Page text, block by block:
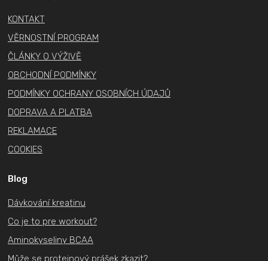
KONTAKT
VĚRNOSTNÍ PROGRAM
ČLÁNKY O VÝŽIVĚ
OBCHODNÍ PODMÍNKY
PODMÍNKY OCHRANY OSOBNÍCH ÚDAJŮ
DOPRAVA A PLATBA
REKLAMACE
COOKIES
Blog
Dávkování kreatinu
Co je to pre workout?
Aminokyseliny BCAA
Může se proteinový prášek zkazit?